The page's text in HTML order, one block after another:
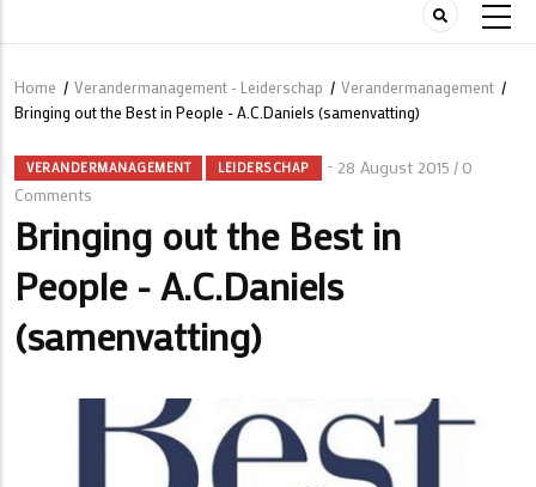
Kruimelpad
Home / Verandermanagement - Leiderschap / Verandermanagement /
Bringing out the Best in People - A.C.Daniels (samenvatting)
VERANDERMANAGEMENT LEIDERSCHAP 28 August 2015 / 0
Comments
Bringing out the Best in
People - A.C.Daniels
(samenvatting)